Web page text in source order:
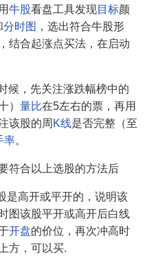
牛股看盘工具发现目标颜
分时图 ，选出符合牛股形
结合起涨点买法，在启动
，先关注涨跌幅榜中的
） 量比在5左右的票，再用
该股的周 K线是否完整（至
率。
符合以上选股的方法后
高开或平开的，说明该
图该股平开或高开后白线
开盘的价位，再次冲高时
方，可以买.